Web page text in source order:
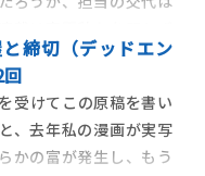
いえば、春を待たずに
し、連載はどの時期で
ことだ。そもそも漫画
般的企業とは相容れな
締切（デッドエン
受けてこの原稿を書い
、去年私の漫画が実写
かの富が発生し、もう